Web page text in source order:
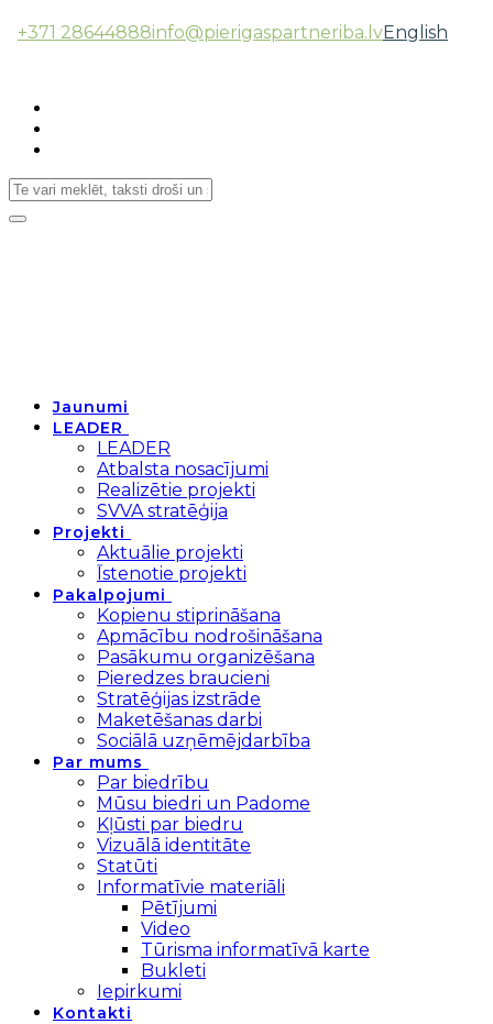
+371 28644888info@pierigaspartneriba.lvEnglish
Toggle
Jaunumi
LEADER
LEADER
Atbalsta nosacījumi
Realizētie projekti
SVVA stratēģija
Projekti
Aktuālie projekti
Īstenotie projekti
Pakalpojumi
Kopienu stiprināšana
Apmācību nodrošināšana
Pasākumu organizēšana
Pieredzes braucieni
Stratēģijas izstrāde
Maketēšanas darbi
Sociālā uzņēmējdarbība
Par mums
Par biedrību
Mūsu biedri un Padome
Kļūsti par biedru
Vizuālā identitāte
Statūti
Informatīvie materiāli
Pētījumi
Video
Tūrisma informatīvā karte
Bukleti
Iepirkumi
Kontakti